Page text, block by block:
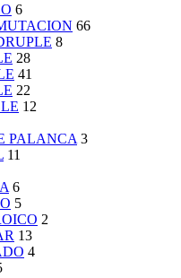
6
66
8
28
41
22
12
PALANCA 3
11
6
5
2
13
4